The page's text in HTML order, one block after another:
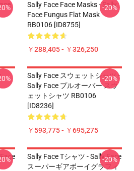
Sally Face Face Masks - Sally
Face Fungus Flat Mask
RB0106 [ID8755]
￥288,405 - ￥326,250
-20%
Sally Face スウェットシャツ -
Sally Face プルオーバー スウ
ェットシャツ RB0106
[ID8236]
￥593,775 - ￥695,275
-20%
Sally Face Tシャツ - Sally Face
スーパーギアボーイグラフィ
-20%